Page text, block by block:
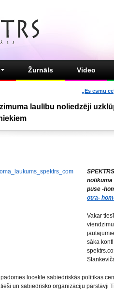
Žurnāls Video
„Es esmu
laulību noliedzēji
notikuma
puse -
otra-
Vakar
sāka
locekle sabiedriskās politikas
un sabiedrisko organizāciju pārstāvji